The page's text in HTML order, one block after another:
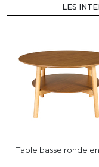
LES
Table basse ronde en